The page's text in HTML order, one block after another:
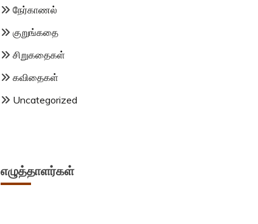
நேர்காணல்
குறுங்கதை
சிறுகதைகள்
கவிதைகள்
Uncategorized
எழுத்தாளர்கள்